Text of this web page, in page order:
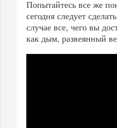
Попытайтесь все же
сегодня следует
случае все, чего вы
как дым, развеянный